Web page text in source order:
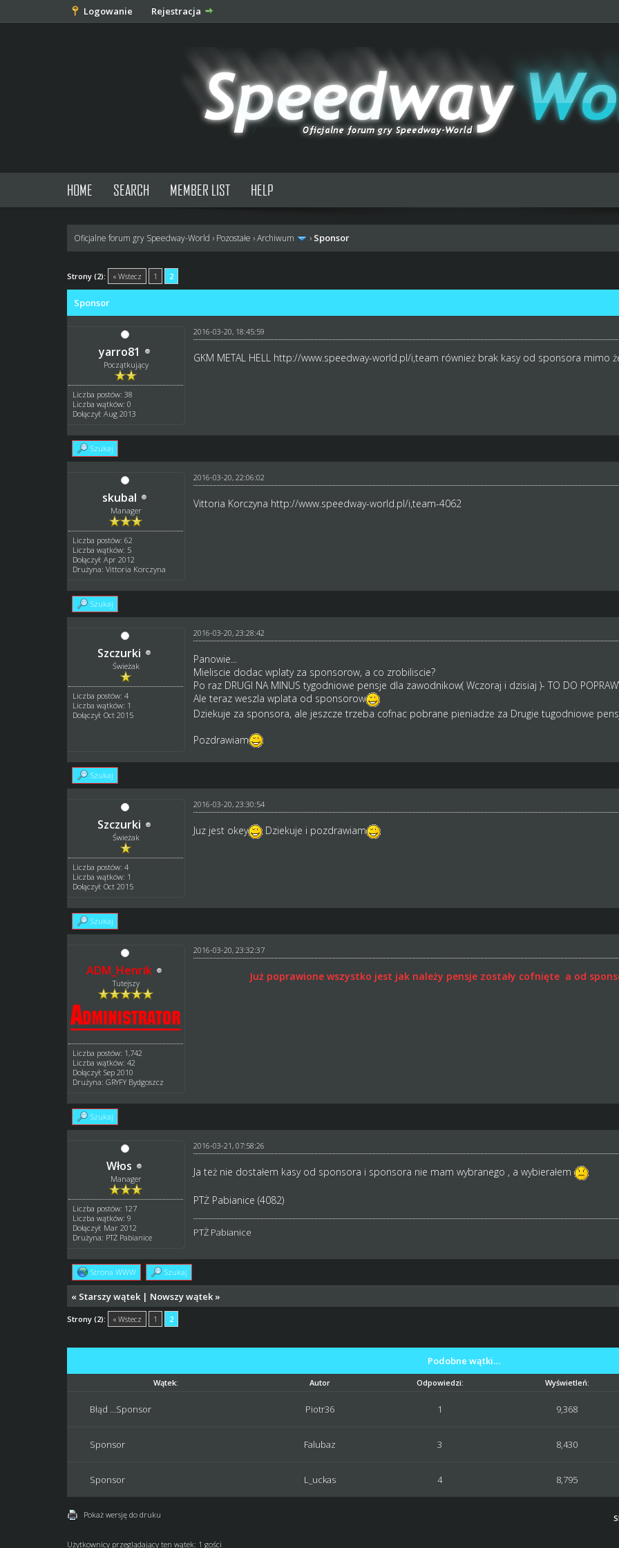
Logowanie Rejestracja
HOME SEARCH MEMBER LIST HELP
Oficjalne forum gry Speedway-World › Pozostałe ›Archiwum › Sponsor
Strony (2): « Wstecz 1 2
głosów - średnia: 0
Sponsor
yarro81
Początkujący
Liczba postów: 38
Liczba wątków: 0
Dołączył: Aug 2013
2016-03-20, 18:45:59
GKM METAL HELL http://www.speedway-world.pl/i,team również brak kasy od sponsora mimo
Szukaj
skubal
Manager
Liczba postów: 62
Liczba wątków: 5
Dołączył: Apr 2012
Drużyna: Vittoria Korczyna
2016-03-20, 22:06:02
Vittoria Korczyna http://www.speedway-world.pl/i,team-4062
Szukaj
Szczurki
Świeżak
Liczba postów: 4
Liczba wątków: 1
Dołączył: Oct 2015
2016-03-20, 23:28:42
Panowie...
Mieliscie dodac wplaty za sponsorow, a co zrobiliscie?
Po raz DRUGI NA MINUS tygodniowe pensje dla zawodnikow( Wczoraj i dzisiaj )- TO DO
Ale teraz weszla wplata od sponsorow
Dziekuje za sponsora, ale jeszcze trzeba cofnac pobrane pieniadze za Drugie tugodniowe
Pozdrawiam
Szukaj
Szczurki
Świeżak
Liczba postów: 4
Liczba wątków: 1
Dołączył: Oct 2015
2016-03-20, 23:30:54
Juz jest okey Dziekuje i pozdrawiam
Szukaj
ADM_Henrik
Tutejszy
Liczba postów: 1,742
Liczba wątków: 42
Dołączył: Sep 2010
Drużyna: GRYFY Bydgoszcz
2016-03-20, 23:32:37
Już poprawione wszystko jest jak należy pensje zostały cofnięte a od
Szukaj
Włos
Manager
Liczba postów: 127
Liczba wątków: 9
Dołączył: Mar 2012
Drużyna: PTŻ Pabianice
2016-03-21, 07:58:26
Ja też nie dostałem kasy od sponsora i sponsora nie mam wybranego , a wybierałem
PTŻ Pabianice (4082)
PTŻ Pabianice
Strona WWW Szukaj
« Starszy wątek | Nowszy wątek »
Strony (2): « Wstecz 1 2
Podobne wątki…
Wątek: Autor Odpowiedzi: Wyświetleń:
Błąd ...Sponsor Piotr36 1 9,368
Sponsor Falubaz 3 8,430
Sponsor L_uckas 4 8,795
Pokaż wersję do druku
Użytkownicy przeglądający ten wątek: 1 gości